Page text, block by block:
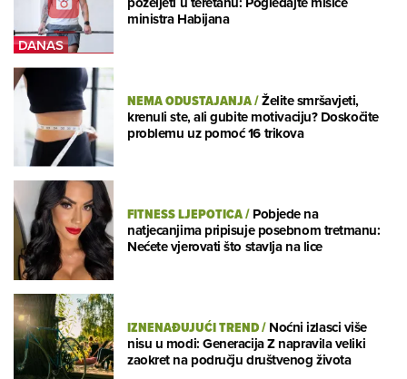
ministra Habijana
NEMA ODUSTAJANJA/Želite smršavjeti,
krenuli ste, ali gubite motivaciju? Doskočite
problemu uz pomoć 16 trikova
FITNESS LJEPOTICA/Pobjede na
natjecanjima pripisuje posebnom tretmanu:
Nećete vjerovati što stavlja na lice
IZNENAĐUJUĆI TREND/Noćni izlasci više
nisu u modi: Generacija Z napravila veliki
zaokret na području društvenog života